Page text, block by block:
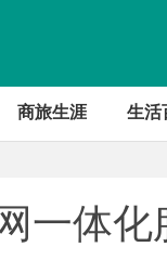
商旅生涯 生活
一体